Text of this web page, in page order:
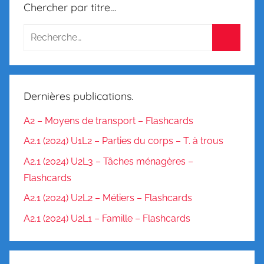
m
r
C
o
j
u
g
s
Chercher par titre…
Dernières publications.
A2 – Moyens de transport – Flashcards
A2.1 (2024) U1L2 – Parties du corps – T. à trous
A2.1 (2024) U2L3 – Tâches ménagères –
Flashcards
A2.1 (2024) U2L2 – Métiers – Flashcards
A2.1 (2024) U2L1 – Famille – Flashcards